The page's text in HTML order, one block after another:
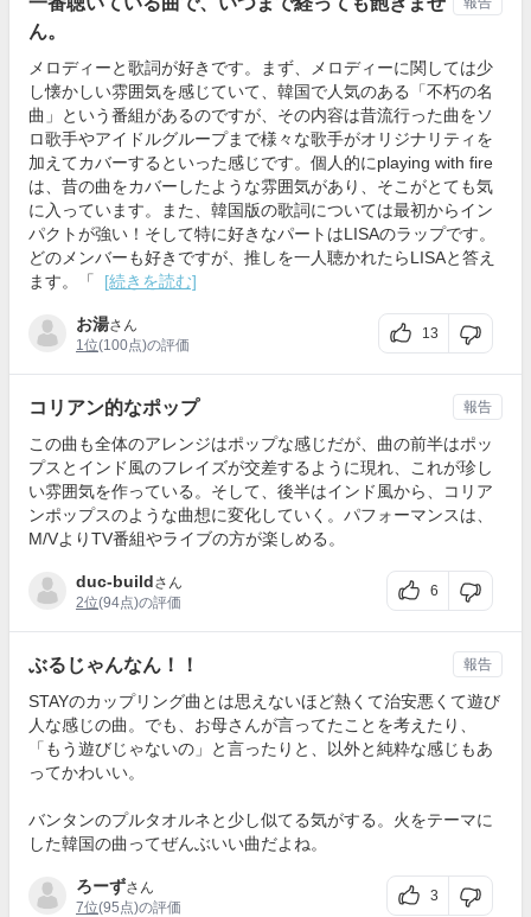
ん。
メロディーと歌詞が好きです。まず、メロディーに関しては少
し懐かしい雰囲気を感じていて、韓国で人気のある「不朽の名
曲」という番組があるのですが、その内容は昔流行った曲をソ
ロ歌手やアイドルグループまで様々な歌手がオリジナリティを
加えてカバーするといった感じです。個人的にplaying with fire
は、昔の曲をカバーしたような雰囲気があり、そこがとても気
に入っています。また、韓国版の歌詞については最初からイン
パクトが強い！そして特に好きなパートはLISAのラップです。
どのメンバーも好きですが、推しを一人聴かれたらLISAと答え
ます。「
[続きを読む]
お湯さん
1位(100点)の評価
13
コリアン的なポップ
この曲も全体のアレンジはポップな感じだが、曲の前半はポッ
プスとインド風のフレイズが交差するように現れ、これが珍し
い雰囲気を作っている。そして、後半はインド風から、コリア
ンポップスのような曲想に変化していく。パフォーマンスは、
M/VよりTV番組やライブの方が楽しめる。
duc-buildさん
2位(94点)の評価
6
報告
ぶるじゃんなん！！
STAYのカップリング曲とは思えないほど熱くて治安悪くて遊び
人な感じの曲。でも、お母さんが言ってたことを考えたり、
「もう遊びじゃないの」と言ったりと、以外と純粋な感じもあ
ってかわいい。
バンタンのプルタオルネと少し似てる気がする。火をテーマに
した韓国の曲ってぜんぶいい曲だよね。
ろーずさん
7位(95点)の評価
3
報告